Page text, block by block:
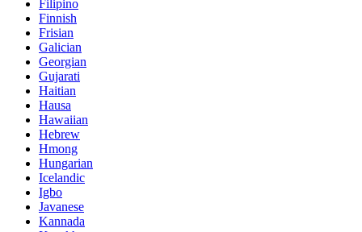
Filipino
Finnish
Frisian
Galician
Georgian
Gujarati
Haitian
Hausa
Hawaiian
Hebrew
Hmong
Hungarian
Icelandic
Igbo
Javanese
Kannada